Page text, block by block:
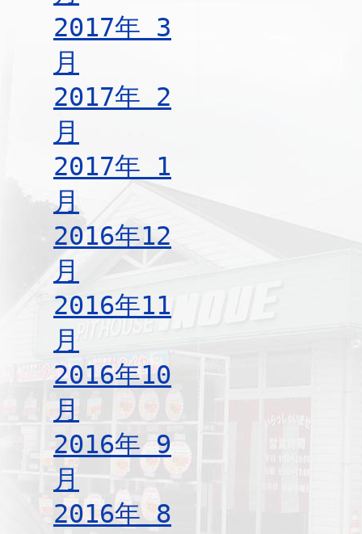
2017年 3
月
2017年 2
月
2017年 1
月
2016年12
月
2016年11
月
2016年10
月
2016年 9
月
2016年 8